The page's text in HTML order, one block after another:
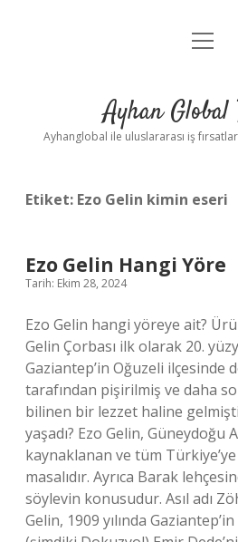
Anasayfa
Yasal
menüyü
Ayhan
Ayhanglobal ile uluslararası iş
Etiket: Ezo Gelin kimin eseri
Ezo Gelin Hangi Yöre
Tarih: Ekim 28, 2024
Ezo Gelin hangi yöreye ait?
Gelin Çorbası ilk olarak 20.
Gaziantep’in Oğuzeli ilçesinde
tarafından pişirilmiş ve daha
bilinen bir lezzet haline
yaşadı? Ezo Gelin,
kaynaklanan ve tüm Türkiye’ye
masalıdır. Ayrıca Barak
söylevin konusudur. Asıl adı
Gelin, 1909 yılında